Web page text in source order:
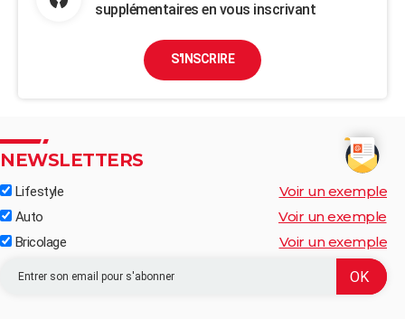
supplémentaires en vous inscrivant
S'INSCRIRE
NEWSLETTERS
Lifestyle Voir un exemple
Auto Voir un exemple
Bricolage Voir un exemple